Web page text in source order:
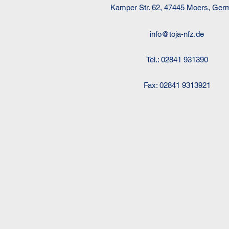
Kamper Str. 62, 47445 Moers,
info@toja-nfz.de
Tel.: 02841 931390
Fax: 02841 9313921